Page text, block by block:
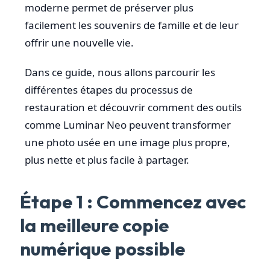
moderne permet de préserver plus
facilement les souvenirs de famille et de leur
offrir une nouvelle vie.
Dans ce guide, nous allons parcourir les
différentes étapes du processus de
restauration et découvrir comment des outils
comme Luminar Neo peuvent transformer
une photo usée en une image plus propre,
plus nette et plus facile à partager.
Étape 1 : Commencez avec
la meilleure copie
numérique possible